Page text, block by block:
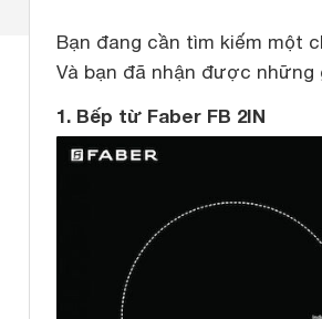
Bạn đang cần tìm kiếm một
Và bạn đã nhận được
1. Bếp từ Faber FB 2IN